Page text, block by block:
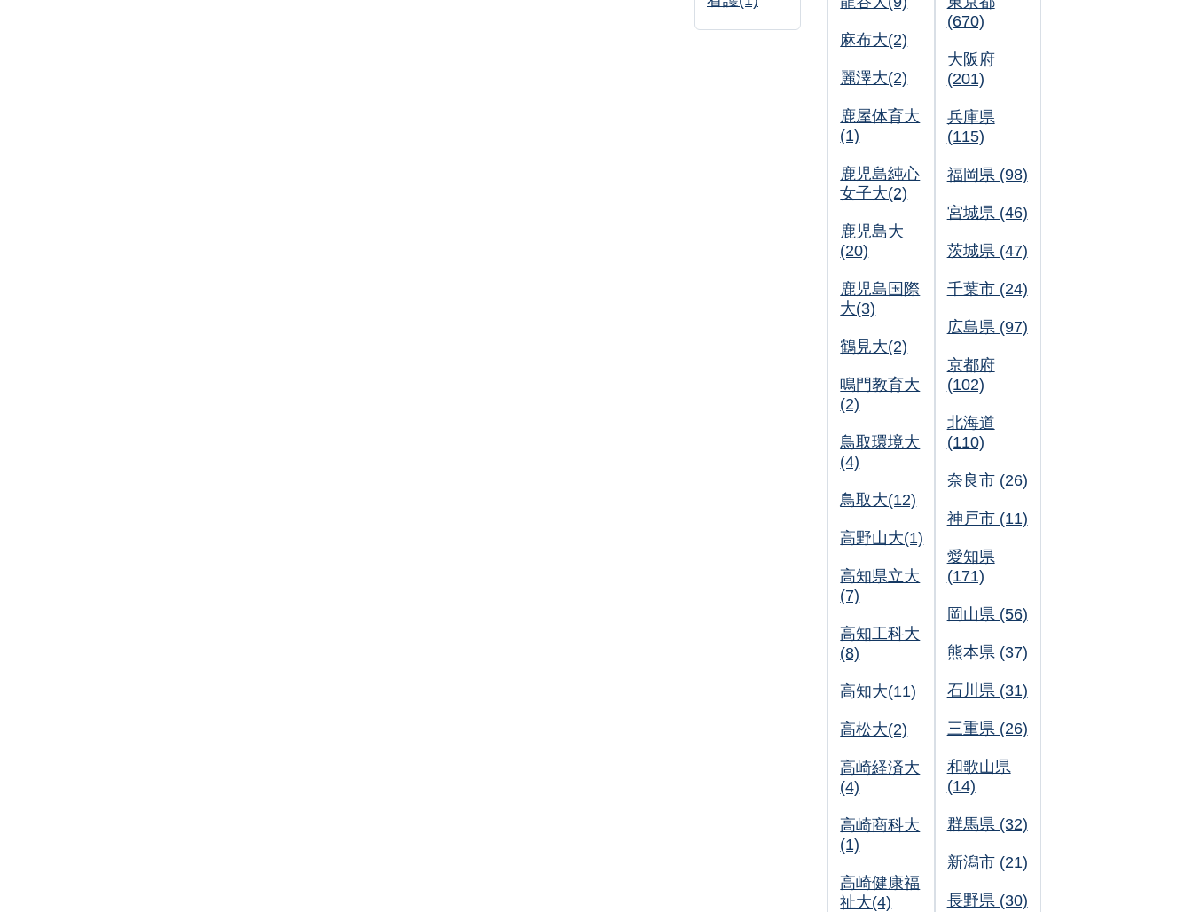
麻布大(2)
麗澤大(2)
鹿屋体育大
(1)
鹿児島純心
女子大(2)
鹿児島大
(20)
鹿児島国際
大(3)
鶴見大(2)
鳴門教育大
(2)
鳥取環境大
(4)
鳥取大(12)
高野山大(1)
高知県立大
(7)
高知工科大
(8)
高知大(11)
高松大(2)
高崎経済大
(4)
高崎商科大
(1)
高崎健康福
祉大(4)
(670)
大阪府
(201)
兵庫県
(115)
福岡県 (98)
宮城県 (46)
茨城県 (47)
千葉市 (24)
広島県 (97)
京都府
(102)
北海道
(110)
奈良市 (26)
神戸市 (11)
愛知県
(171)
岡山県 (56)
熊本県 (37)
石川県 (31)
三重県 (26)
和歌山県
(14)
群馬県 (32)
新潟市 (21)
長野県 (30)